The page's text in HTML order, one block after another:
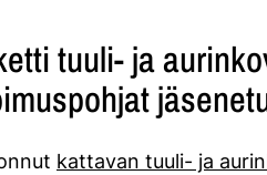
tuuli- ja
kattavan tuuli- ja